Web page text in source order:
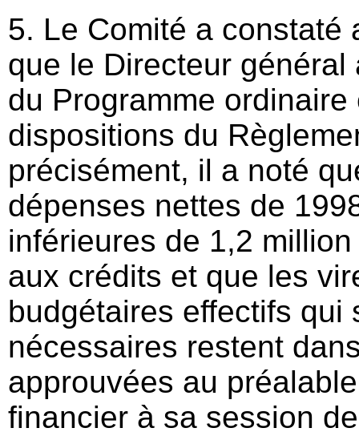
5. Le Comité a constaté
que le Directeur
du Programme
dispositions du
précisément, il a noté
dépenses nettes de
inférieures de 1,2
aux crédits et que les
budgétaires effectifs qui
nécessaires restent
approuvées au
financier à sa session